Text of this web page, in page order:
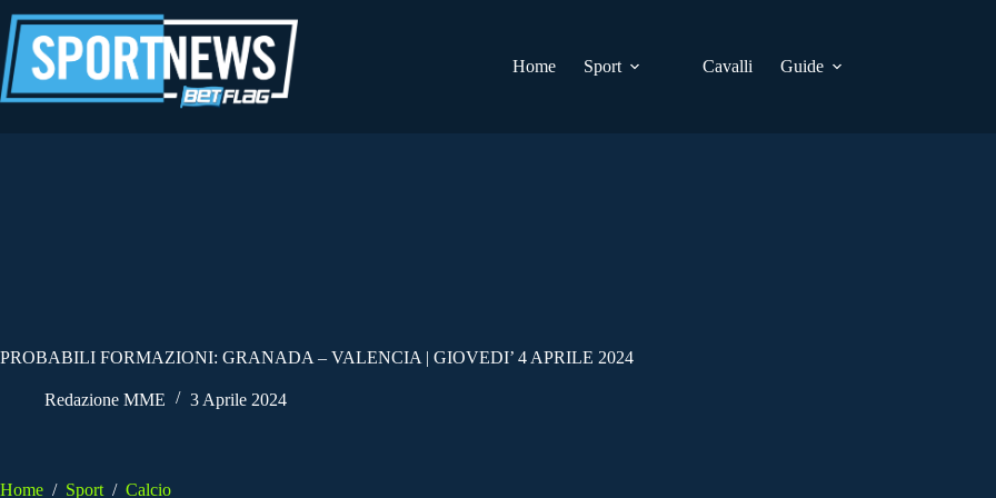
al
contenuto
Home
Sport Cavalli Guide
PROBABILI FORMAZIONI: GRANADA – VALENCIA | GIOVEDI’ 4 APRILE 2024
Redazione MME 3 Aprile 2024
Home / Sport / Calcio